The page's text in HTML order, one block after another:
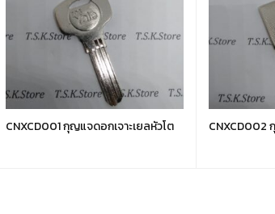
CNXCD001 กุญแจดอกเจาะเยลหัวโต CNXCD002